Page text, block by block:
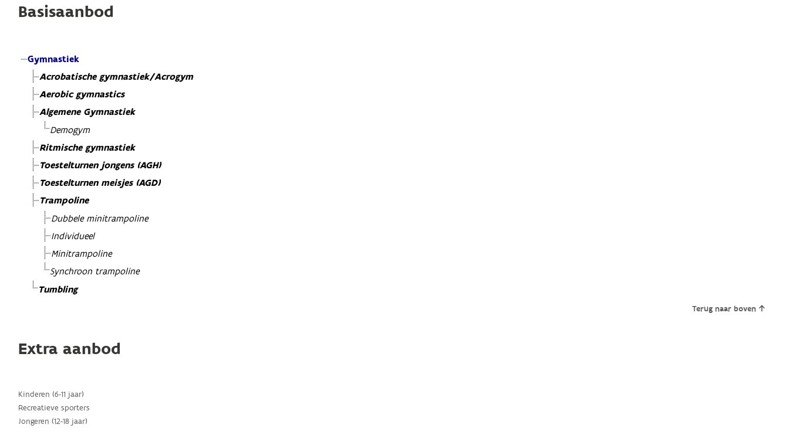
Basisaanbod
Gymnastiek
Acrobatische gymnastiek/Acrogym
Aerobic gymnastics
Algemene Gymnastiek
Demogym
Ritmische gymnastiek
Toestelturnen jongens (AGH)
Toestelturnen meisjes (AGD)
Trampoline
Dubbele minitrampoline
Individueel
Minitrampoline
Synchroon trampoline
Tumbling
Terug naar boven
Extra aanbod
Kinderen (6-11 jaar)
Recreatieve sporters
Jongeren (12-18 jaar)